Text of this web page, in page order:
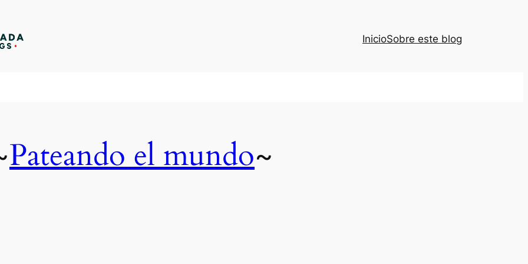
InicioSobre este blog
Pateando el mundo~